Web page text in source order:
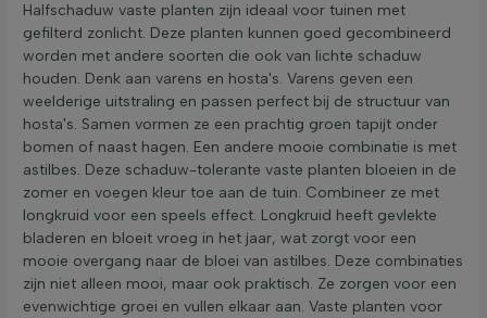
Halfschaduw vaste planten zijn ideaal voor tuinen met
gefilterd zonlicht. Deze planten kunnen goed gecombineerd
worden met andere soorten die ook van lichte schaduw
houden. Denk aan varens en hosta's. Varens geven een
weelderige uitstraling en passen perfect bij de structuur van
hosta's. Samen vormen ze een prachtig groen tapijt onder
bomen of naast hagen. Een andere mooie combinatie is met
astilbes. Deze schaduw-tolerante vaste planten bloeien in de
zomer en voegen kleur toe aan de tuin. Combineer ze met
longkruid voor een speels effect. Longkruid heeft gevlekte
bladeren en bloeit vroeg in het jaar, wat zorgt voor een
mooie overgang naar de bloei van astilbes. Deze combinaties
zijn niet alleen mooi, maar ook praktisch. Ze zorgen voor een
evenwichtige groei en vullen elkaar aan. Vaste planten voor